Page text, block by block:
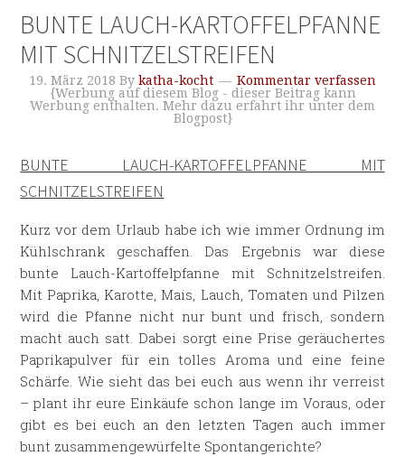
BUNTE LAUCH-KARTOFFELPFANNE
MIT SCHNITZELSTREIFEN
19. März 2018 By katha-kocht
Kommentar verfassen
{Werbung auf diesem Blog - dieser Beitrag kann
Werbung enthalten. Mehr dazu erfahrt ihr unter dem
Blogpost}
BUNTE LAUCH-KARTOFFELPFANNE MIT
SCHNITZELSTREIFEN
Kurz vor dem Urlaub habe ich wie immer Ordnung im
Kühlschrank geschaffen. Das Ergebnis war diese
bunte Lauch-Kartoffelpfanne mit Schnitzelstreifen.
Mit Paprika, Karotte, Mais, Lauch, Tomaten und Pilzen
wird die Pfanne nicht nur bunt und frisch, sondern
macht auch satt. Dabei sorgt eine Prise geräuchertes
Paprikapulver für ein tolles Aroma und eine feine
Schärfe. Wie sieht das bei euch aus wenn ihr verreist
– plant ihr eure Einkäufe schon lange im Voraus, oder
gibt es bei euch an den letzten Tagen auch immer
bunt zusammengewürfelte Spontangerichte?